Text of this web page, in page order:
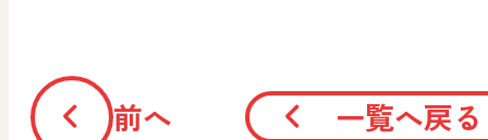
前へ 一覧へ戻る